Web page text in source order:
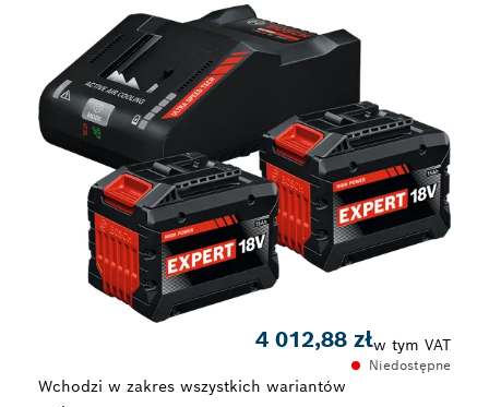
4 012,88 złw tym VAT
Niedostępne
Wchodzi w zakres wszystkich wariantów